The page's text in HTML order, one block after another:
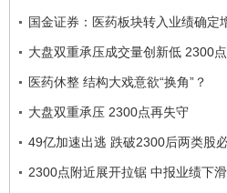
国金证券：医药板块转入业绩确定
大盘双重承压成交量创新低 2300
医药休整 结构大戏意欲“换角”？
大盘双重承压 2300点再失守
49亿加速出逃 跌破2300后两类股
2300点附近展开拉锯 中报业绩下